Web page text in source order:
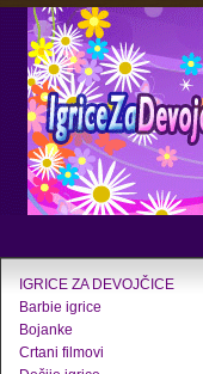
IGRICE ZA DEVOJČICE
Barbie igrice
Bojanke
Crtani filmovi